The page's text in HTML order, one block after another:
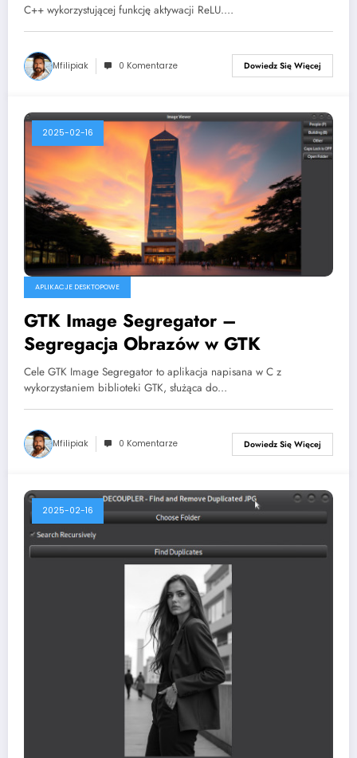
C++ wykorzystującej funkcję aktywacji ReLU.…
Mfilipiak 0 Komentarze Dowiedz Się Więcej
2025-02-16
APLIKACJE DESKTOPOWE
GTK Image Segregator –
Segregacja Obrazów w GTK
Cele GTK Image Segregator to aplikacja napisana w C z
wykorzystaniem biblioteki GTK, służąca do…
Mfilipiak 0 Komentarze Dowiedz Się Więcej
2025-02-16